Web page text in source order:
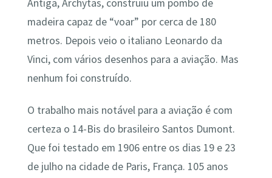
Antiga, Archytas, construiu um pombo de
madeira capaz de “voar” por cerca de 180
metros. Depois veio o italiano Leonardo da
Vinci, com vários desenhos para a aviação. Mas
nenhum foi construído.
O trabalho mais notável para a aviação é com
certeza o 14-Bis do brasileiro Santos Dumont.
Que foi testado em 1906 entre os dias 19 e 23
de julho na cidade de Paris, França. 105 anos